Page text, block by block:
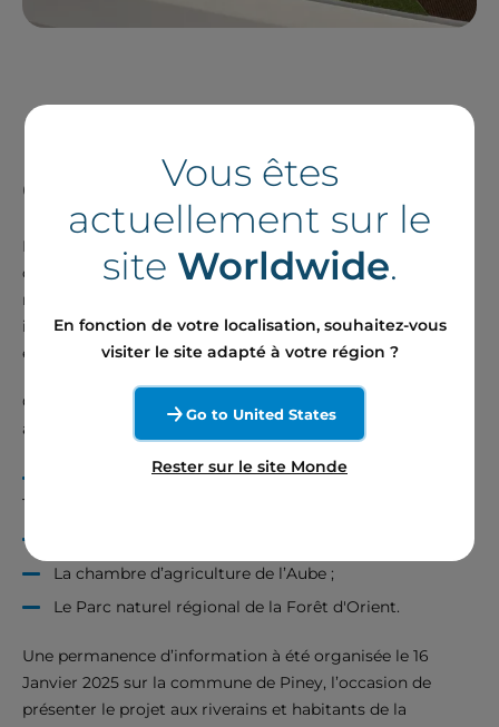
Les parties prenantes
du projet
La commune de Piney a été consultée avant le lancement
du projet. Sa volonté de concrétiser ce projet s'est
notamment matérialisée par des délibérations visant à
inscrire la zone d’étude en zone d’accélération des
énergies renouvelables.
Ce projet a également été présenté et discuté avec divers
acteurs du territoire, notamment :
La Communauté de communes des Forêts, Lacs,
Terres en Champagne ;
La chambre d’agriculture de l’Aube ;
Le Parc naturel régional de la Forêt d'Orient.
Une permanence d’information à été organisée le 16
Janvier 2025 sur la commune de Piney, l’occasion de
présenter le projet aux riverains et habitants de la
Vous êtes
actuellement sur le
site Worldwide.
En fonction de votre localisation, souhaitez-vous
visiter le site adapté à votre région ?
Go to United States
Rester sur le site Monde